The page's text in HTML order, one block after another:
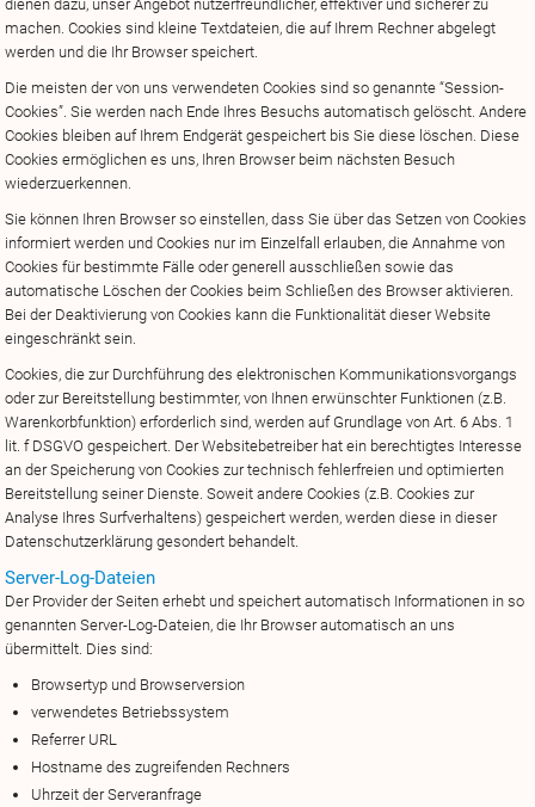
dienen dazu, unser Angebot nutzerfreundlicher, effektiver und sicherer zu
machen. Cookies sind kleine Textdateien, die auf Ihrem Rechner abgelegt
werden und die Ihr Browser speichert.
Die meisten der von uns verwendeten Cookies sind so genannte “Session-
Cookies”. Sie werden nach Ende Ihres Besuchs automatisch gelöscht. Andere
Cookies bleiben auf Ihrem Endgerät gespeichert bis Sie diese löschen. Diese
Cookies ermöglichen es uns, Ihren Browser beim nächsten Besuch
wiederzuerkennen.
Sie können Ihren Browser so einstellen, dass Sie über das Setzen von Cookies
informiert werden und Cookies nur im Einzelfall erlauben, die Annahme von
Cookies für bestimmte Fälle oder generell ausschließen sowie das
automatische Löschen der Cookies beim Schließen des Browser aktivieren.
Bei der Deaktivierung von Cookies kann die Funktionalität dieser Website
eingeschränkt sein.
Cookies, die zur Durchführung des elektronischen Kommunikationsvorgangs
oder zur Bereitstellung bestimmter, von Ihnen erwünschter Funktionen (z.B.
Warenkorbfunktion) erforderlich sind, werden auf Grundlage von Art. 6 Abs. 1
lit. f DSGVO gespeichert. Der Websitebetreiber hat ein berechtigtes Interesse
an der Speicherung von Cookies zur technisch fehlerfreien und optimierten
Bereitstellung seiner Dienste. Soweit andere Cookies (z.B. Cookies zur
Analyse Ihres Surfverhaltens) gespeichert werden, werden diese in dieser
Datenschutzerklärung gesondert behandelt.
Server-Log-Dateien
Der Provider der Seiten erhebt und speichert automatisch Informationen in so
genannten Server-Log-Dateien, die Ihr Browser automatisch an uns
übermittelt. Dies sind:
Browsertyp und Browserversion
verwendetes Betriebssystem
Referrer URL
Hostname des zugreifenden Rechners
Uhrzeit der Serveranfrage